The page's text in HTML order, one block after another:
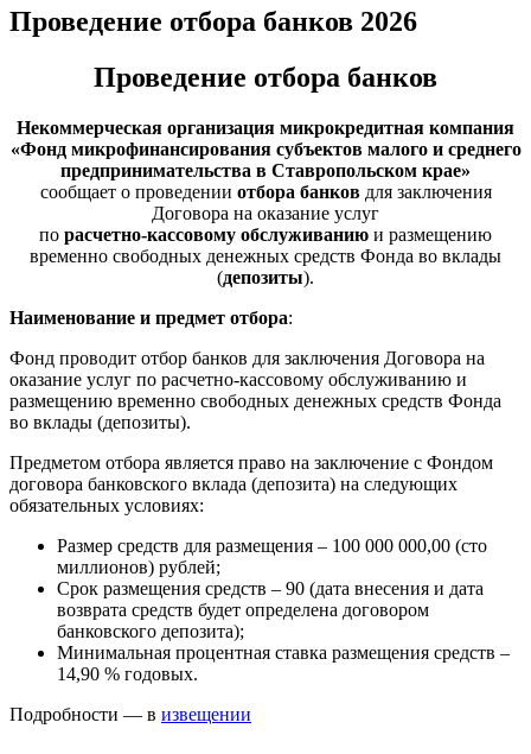
Проведение отбора банков 2026
Проведение отбора банков
Некоммерческая организация микрокредитная компания
«Фонд микрофинансирования субъектов малого и среднего
предпринимательства в Ставропольском крае»
сообщает о проведении отбора банковдля заключения
Договора на оказание услуг
по расчетно-кассовому обслуживанию и размещению
временно свободных денежных средств Фонда во вклады
(депозиты).
Наименование и предмет отбора:
Фонд проводит отбор банков для заключения Договора на
оказание услуг по расчетно-кассовому обслуживанию и
размещению временно свободных денежных средств Фонда
во вклады (депозиты).
Предметом отбора является право на заключение с Фондом
договора банковского вклада (депозита) на следующих
обязательных условиях:
Размер средств для размещения – 100 000 000,00 (сто
миллионов) рублей;
Срок размещения средств – 90 (дата внесения и дата
возврата средств будет определена договором
банковского депозита);
Минимальная процентная ставка размещения средств –
14,90 % годовых.
Подробности — в извещении